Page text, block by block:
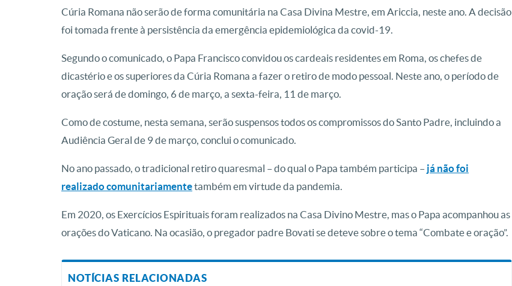
Cúria Romana não serão de forma comunitária na Casa Divina Mestre, em Ariccia, neste ano. A decisão
foi tomada frente à persistência da emergência epidemiológica da covid-19.
Segundo o comunicado, o Papa Francisco convidou os cardeais residentes em Roma, os chefes de
dicastério e os superiores da Cúria Romana a fazer o retiro de modo pessoal. Neste ano, o período de
oração será de domingo, 6 de março, a sexta-feira, 11 de março.
Como de costume, nesta semana, serão suspensos todos os compromissos do Santo Padre, incluindo a
Audiência Geral de 9 de março, conclui o comunicado.
No ano passado, o tradicional retiro quaresmal – do qual o Papa também participa – já não foi
realizado comunitariamentetambém em virtude da pandemia.
Em 2020, os Exercícios Espirituais foram realizados na Casa Divino Mestre, mas o Papa acompanhou as
orações do Vaticano. Na ocasião, o pregador padre Bovati se deteve sobre o tema “Combate e oração”.
NOTÍCIAS RELACIONADAS